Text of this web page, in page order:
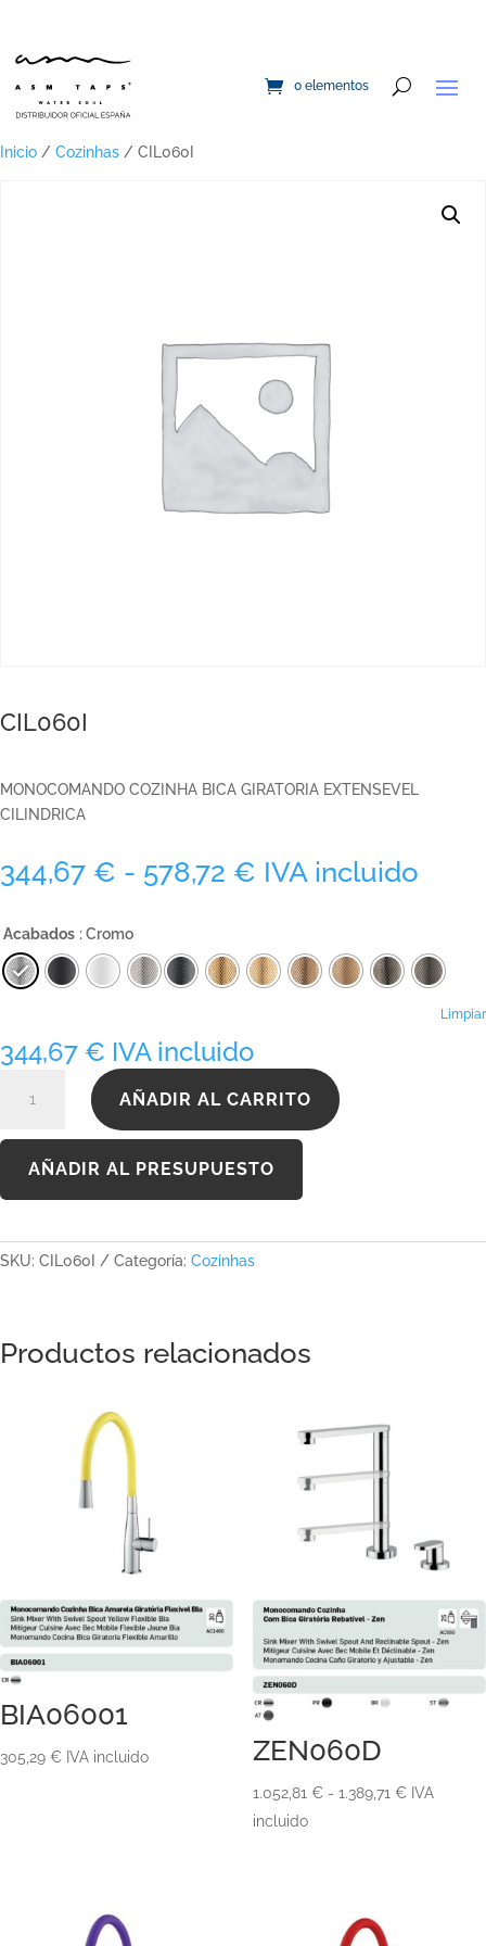
0 elementos
Inicio / Cozinhas / CIL060I
CIL060I
MONOCOMANDO COZINHA BICA GIRATORIA EXTENSEVEL
CILINDRICA
344,67 € - 578,72 € Rango
desde
344,67 €
hasta
IVA incluido
Acabados : Cromo
Limpiar
344,67 € IVA incluido
cantidad
AÑADIR AL CARRITO
AÑADIR AL PRESUPUESTO
SKU: CIL060I Categoría: Cozinhas
Productos relacionados
BIA06001
305,29 € IVA incluido ZEN060D
1.052,81 € - 1.389,71 €Rango
IVA
incluido